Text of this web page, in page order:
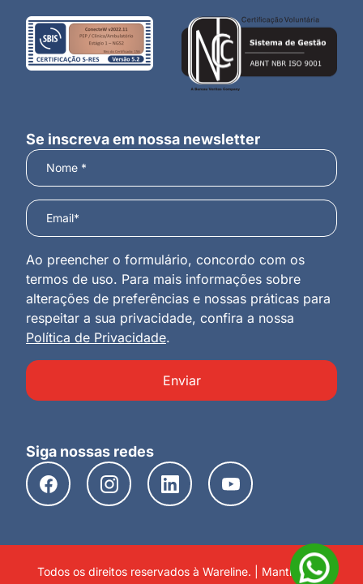
Se inscreva em nossa newsletter
Ao preencher o formulário, concordo com os
termos de uso. Para mais informações sobre
alterações de preferências e nossas práticas para
respeitar a sua privacidade, confira a nossa
Política de Privacidade.
Enviar
Siga nossas redes
Todos os direitos reservados à Wareline. | Mantido por